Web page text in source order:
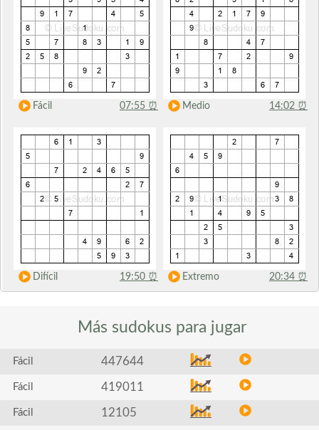
Fácil 07:55 ⏰ Medio 14:02 ⏰
Difícil 19:50 ⏰ Extremo 20:34 ⏰
Más sudokus para jugar
Fácil 447644
Fácil 419011
Fácil 12105